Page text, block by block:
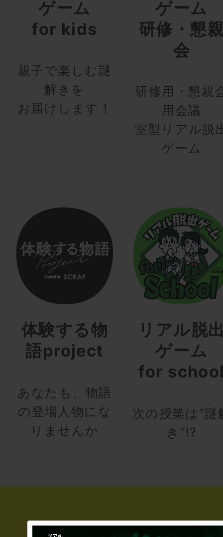
ゲーム
for kids
親子で楽しむ謎
解きを
お届けします！
ゲーム
研修・懇
会
研修用・懇親
用会議
室型リアル脱
ゲーム
体験する物
語project
あなたも、物語
の登場人物にな
りませんか
リアル脱
ゲーム
for
次の授業は“謎
き”!?